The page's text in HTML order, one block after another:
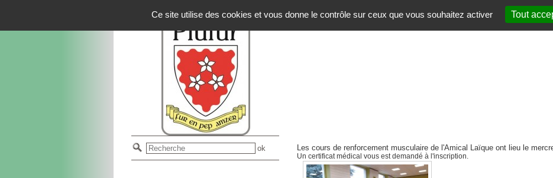
Les cours de renforcement musculaire de l'Amical Laïque ont lieu le
Un certificat médical vous est demandé à l'inscription.
Ce site utilise des cookies et vous donne le contrôle sur ceux que vous souhaitez activer Tout